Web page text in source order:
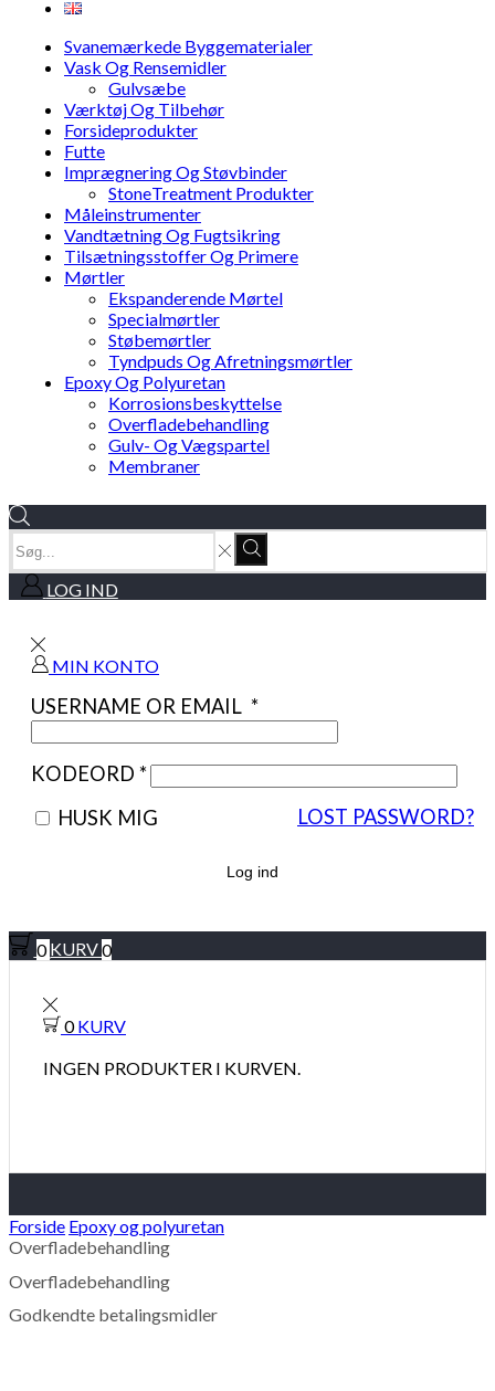
Svanemærkede Byggematerialer
Vask Og Rensemidler
Gulvsæbe
Værktøj Og Tilbehør
Forsideprodukter
Futte
Imprægnering Og Støvbinder
StoneTreatment Produkter
Måleinstrumenter
Vandtætning Og Fugtsikring
Tilsætningsstoffer Og Primere
Mørtler
Ekspanderende Mørtel
Specialmørtler
Støbemørtler
Tyndpuds Og Afretningsmørtler
Epoxy Og Polyuretan
Korrosionsbeskyttelse
Overfladebehandling
Gulv- Og Vægspartel
Membraner
SEARCH
INPUT
Search
LOG IND
MIN KONTO
USERNAME OR EMAIL *
KODEORD *
LOST PASSWORD?
HUSK MIG
Log ind
0KURV0
0KURV
INGEN PRODUKTER I KURVEN.
Forside Epoxy og polyuretan
Overfladebehandling
Overfladebehandling
Godkendte betalingsmidler